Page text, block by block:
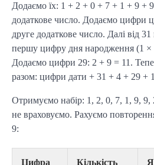
Додаємо їх: 1 + 2 + 0 + 7 + 1 + 9 +
додаткове число. Додаємо цифри
друге додаткове число. Далі від
першу цифру дня народження (1 ×
Додаємо цифри 29: 2 + 9 = 11.
разом: цифри дати + 31 + 4 + 29 +
Отримуємо набір: 1, 2, 0, 7, 1, 9,
не враховуємо. Рахуємо
9:
Цифра Кількість